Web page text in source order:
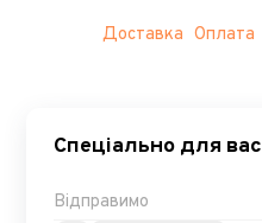
Доставка Оплата
Спеціально для вас
Відправимо